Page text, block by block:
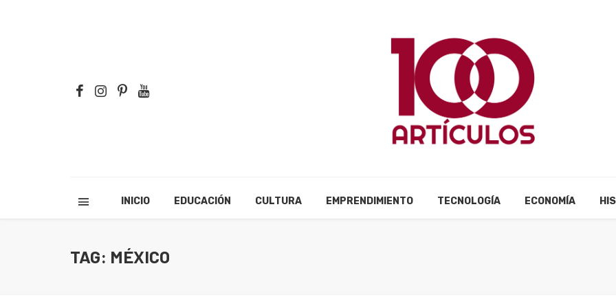
INICIO EDUCACIÓN CULTURA EMPRENDIMIENTO TECNOLOGÍA ECONOMÍA
TAG: MÉXICO